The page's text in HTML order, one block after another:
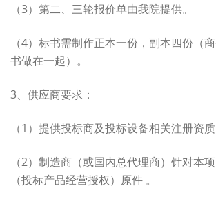
（3）第二、三轮报价单由我院提供。
（4）标书需制作正本一份，副本四份（
书做在一起）。
3、供应商要求：
（1）提供投标商及投标设备相关注册资质
（2）制造商（或国内总代理商）针对本
（投标产品经营授权）原件 。